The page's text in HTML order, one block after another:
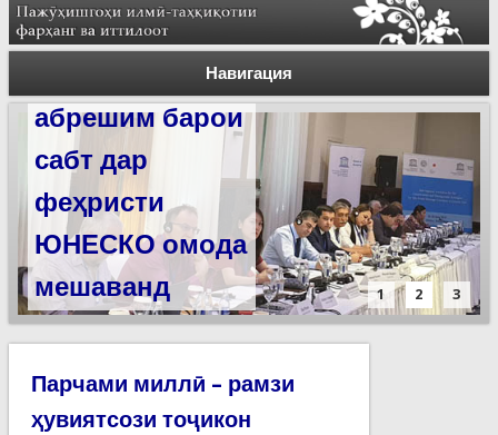
Навигация
Силсилаи
ёдгориҳои роҳи
абрешим барои
сабт дар
феҳристи
ЮНЕСКО омода
мешаванд
1 2 3
Парчами миллӣ – рамзи
ҳувиятсози тоҷикон